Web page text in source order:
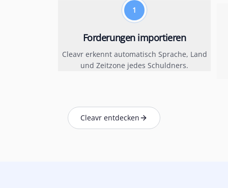
1
Forderungen importieren
Cleavr erkennt automatisch Sprache, Land
und Zeitzone jedes Schuldners.
Cleavr entdecken